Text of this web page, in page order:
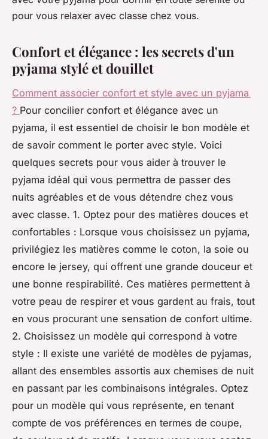
pour vous relaxer avec classe chez vous.
Confort et élégance : les secrets d'un
pyjama stylé et douillet
Comment associer confort et style avec un pyjama
? Pour concilier confort et élégance avec un
pyjama, il est essentiel de choisir le bon modèle et
de savoir comment le porter avec style. Voici
quelques secrets pour vous aider à trouver le
pyjama idéal qui vous permettra de passer des
nuits agréables et de vous détendre chez vous
avec classe. 1. Optez pour des matières douces et
confortables : Lorsque vous choisissez un pyjama,
privilégiez les matières comme le coton, la soie ou
encore le jersey, qui offrent une grande douceur et
une bonne respirabilité. Ces matières permettent à
votre peau de respirer et vous gardent au frais, tout
en vous procurant une sensation de confort ultime.
2. Choisissez un modèle qui correspond à votre
style : Il existe une variété de modèles de pyjamas,
allant des ensembles assortis aux chemises de nuit
en passant par les combinaisons intégrales. Optez
pour un modèle qui vous représente, en tenant
compte de vos préférences en termes de coupe,